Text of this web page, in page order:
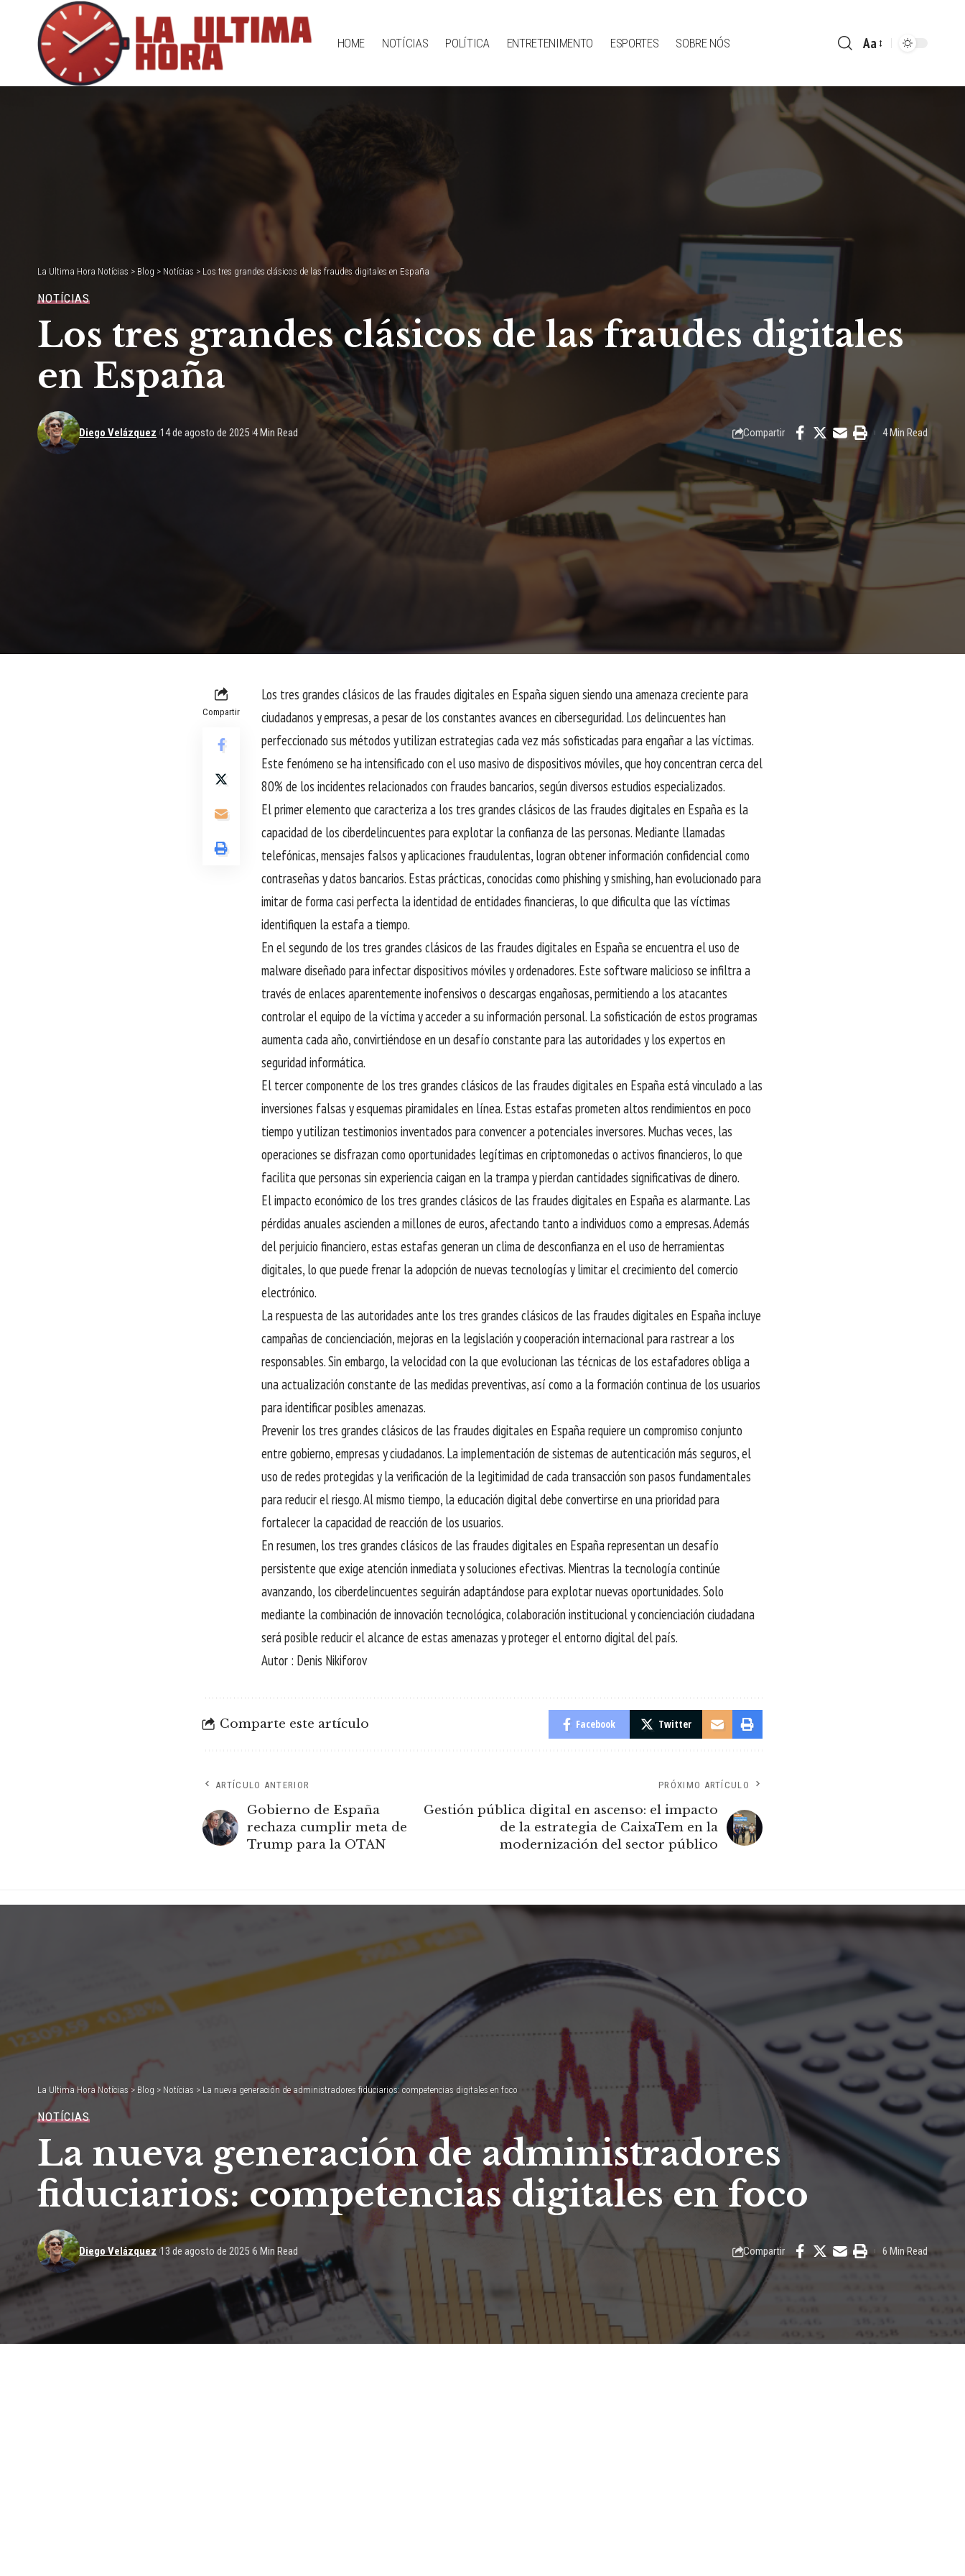
HOME NOTÍCIAS POLÍTICA ENTRETENIMENTO ESPORTES SOBRE NÓS
Font
Aa
La Ultima Hora Notícias > Blog > Notícias > Los tres grandes clásicos de las fraudes digitales en España
NOTÍCIAS
Los tres grandes clásicos de las fraudes digitales
en España
Diego Velázquez 14 de agosto de 2025 4 Min Read Compartir 4 Min Read
Compartir
Los tres grandes clásicos de las fraudes digitales en España siguen siendo una amenaza creciente para
ciudadanos y empresas, a pesar de los constantes avances en ciberseguridad. Los delincuentes han
perfeccionado sus métodos y utilizan estrategias cada vez más sofisticadas para engañar a las víctimas.
Este fenómeno se ha intensificado con el uso masivo de dispositivos móviles, que hoy concentran cerca del
80% de los incidentes relacionados con fraudes bancarios, según diversos estudios especializados.
El primer elemento que caracteriza a los tres grandes clásicos de las fraudes digitales en España es la
capacidad de los ciberdelincuentes para explotar la confianza de las personas. Mediante llamadas
telefónicas, mensajes falsos y aplicaciones fraudulentas, logran obtener información confidencial como
contraseñas y datos bancarios. Estas prácticas, conocidas como phishing y smishing, han evolucionado para
imitar de forma casi perfecta la identidad de entidades financieras, lo que dificulta que las víctimas
identifiquen la estafa a tiempo.
En el segundo de los tres grandes clásicos de las fraudes digitales en España se encuentra el uso de
malware diseñado para infectar dispositivos móviles y ordenadores. Este software malicioso se infiltra a
través de enlaces aparentemente inofensivos o descargas engañosas, permitiendo a los atacantes
controlar el equipo de la víctima y acceder a su información personal. La sofisticación de estos programas
aumenta cada año, convirtiéndose en un desafío constante para las autoridades y los expertos en
seguridad informática.
El tercer componente de los tres grandes clásicos de las fraudes digitales en España está vinculado a las
inversiones falsas y esquemas piramidales en línea. Estas estafas prometen altos rendimientos en poco
tiempo y utilizan testimonios inventados para convencer a potenciales inversores. Muchas veces, las
operaciones se disfrazan como oportunidades legítimas en criptomonedas o activos financieros, lo que
facilita que personas sin experiencia caigan en la trampa y pierdan cantidades significativas de dinero.
El impacto económico de los tres grandes clásicos de las fraudes digitales en España es alarmante. Las
pérdidas anuales ascienden a millones de euros, afectando tanto a individuos como a empresas. Además
del perjuicio financiero, estas estafas generan un clima de desconfianza en el uso de herramientas
digitales, lo que puede frenar la adopción de nuevas tecnologías y limitar el crecimiento del comercio
electrónico.
La respuesta de las autoridades ante los tres grandes clásicos de las fraudes digitales en España incluye
campañas de concienciación, mejoras en la legislación y cooperación internacional para rastrear a los
responsables. Sin embargo, la velocidad con la que evolucionan las técnicas de los estafadores obliga a
una actualización constante de las medidas preventivas, así como a la formación continua de los usuarios
para identificar posibles amenazas.
Prevenir los tres grandes clásicos de las fraudes digitales en España requiere un compromiso conjunto
entre gobierno, empresas y ciudadanos. La implementación de sistemas de autenticación más seguros, el
uso de redes protegidas y la verificación de la legitimidad de cada transacción son pasos fundamentales
para reducir el riesgo. Al mismo tiempo, la educación digital debe convertirse en una prioridad para
fortalecer la capacidad de reacción de los usuarios.
En resumen, los tres grandes clásicos de las fraudes digitales en España representan un desafío
persistente que exige atención inmediata y soluciones efectivas. Mientras la tecnología continúe
avanzando, los ciberdelincuentes seguirán adaptándose para explotar nuevas oportunidades. Solo
mediante la combinación de innovación tecnológica, colaboración institucional y concienciación ciudadana
será posible reducir el alcance de estas amenazas y proteger el entorno digital del país.
Autor : Denis Nikiforov
Comparte este artículo Facebook Twitter
ARTÍCULO ANTERIOR
Gobierno de España
rechaza cumplir meta de
Trump para la OTAN
PRÓXIMO ARTÍCULO
Gestión pública digital en ascenso: el impacto
de la estrategia de CaixaTem en la
modernización del sector público
La Ultima Hora Notícias > Blog > Notícias > La nueva generación de administradores fiduciarios: competencias digitales en foco
NOTÍCIAS
La nueva generación de administradores
fiduciarios: competencias digitales en foco
Diego Velázquez 13 de agosto de 2025 6 Min Read Compartir 6 Min Read